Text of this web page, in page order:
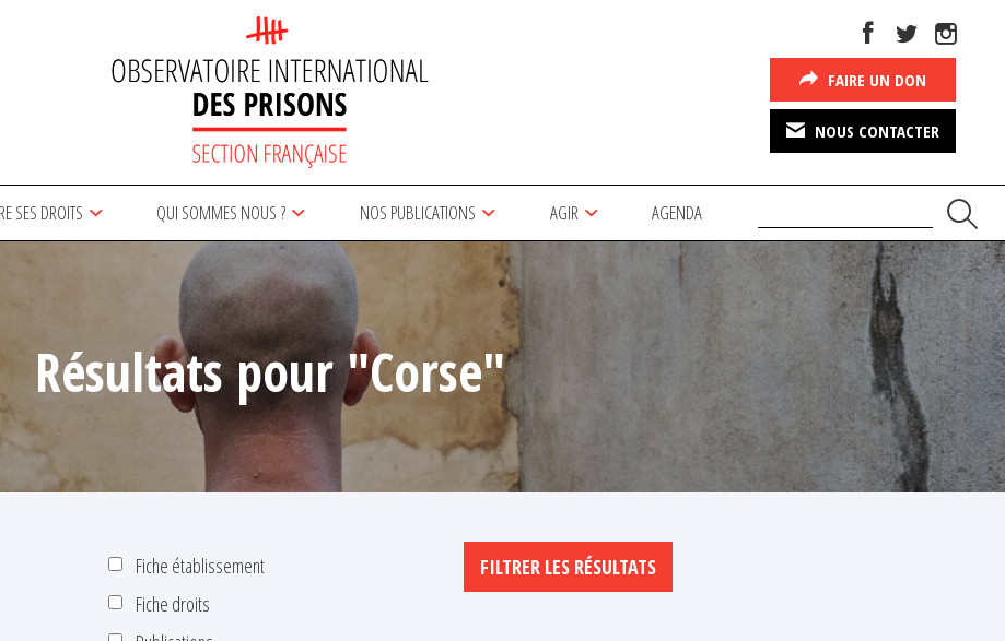
FAIRE UN DON
NOUS CONTACTER
SES DROITS QUI SOMMES NOUS ? NOS PUBLICATIONS AGIR AGENDA
Résultats pour "Corse"
Fiche établissement
Fiche droits